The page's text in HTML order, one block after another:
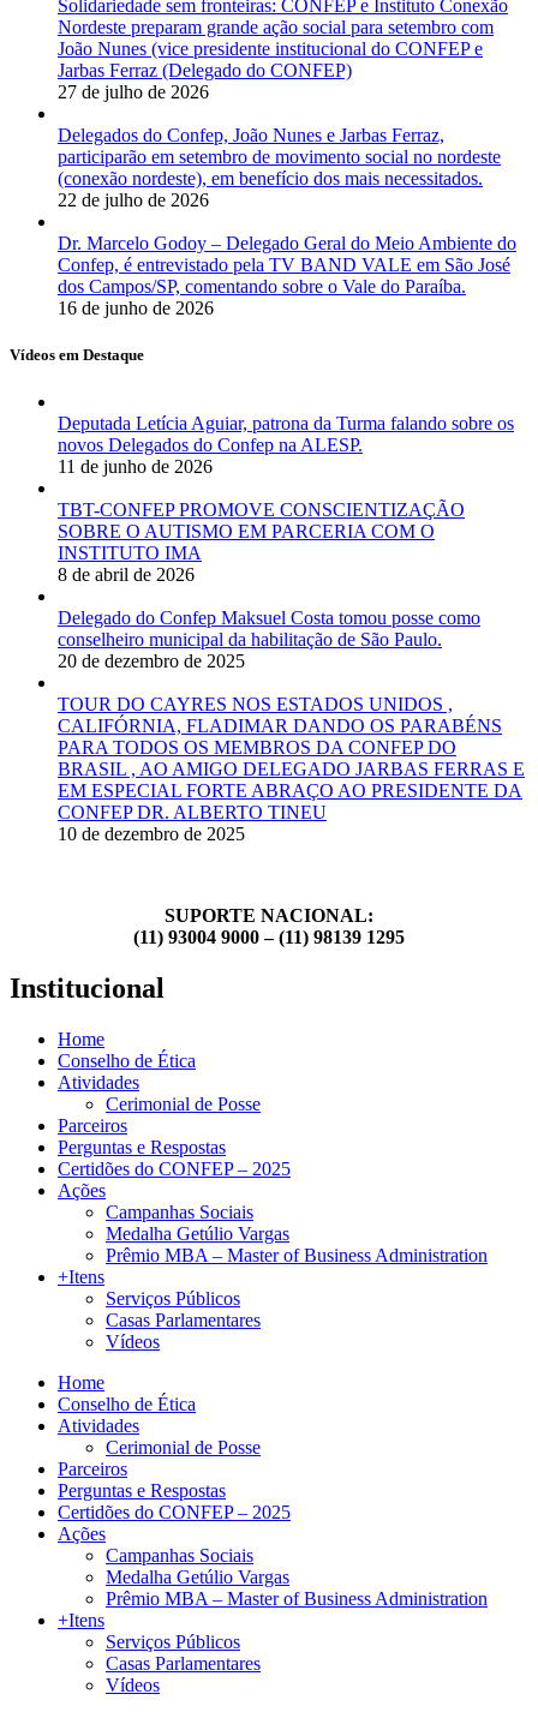
Solidariedade sem fronteiras: CONFEP e Instituto Conexão
Nordeste preparam grande ação social para setembro com
João Nunes (vice presidente institucional do CONFEP e
Jarbas Ferraz (Delegado do CONFEP)
27 de julho de 2026
Delegados do Confep, João Nunes e Jarbas Ferraz,
participarão em setembro de movimento social no nordeste
(conexão nordeste), em benefício dos mais necessitados.
22 de julho de 2026
Dr. Marcelo Godoy – Delegado Geral do Meio Ambiente do
Confep, é entrevistado pela TV BAND VALE em São José
dos Campos/SP, comentando sobre o Vale do Paraíba.
16 de junho de 2026
Vídeos em Destaque
Deputada Letícia Aguiar, patrona da Turma falando sobre os
novos Delegados do Confep na ALESP.
11 de junho de 2026
TBT-CONFEP PROMOVE CONSCIENTIZAÇÃO
SOBRE O AUTISMO EM PARCERIA COM O
INSTITUTO IMA
8 de abril de 2026
Delegado do Confep Maksuel Costa tomou posse como
conselheiro municipal da habilitação de São Paulo.
20 de dezembro de 2025
TOUR DO CAYRES NOS ESTADOS UNIDOS ,
CALIFÓRNIA, FLADIMAR DANDO OS PARABÉNS
PARA TODOS OS MEMBROS DA CONFEP DO
BRASIL , AO AMIGO DELEGADO JARBAS FERRAS E
EM ESPECIAL FORTE ABRAÇO AO PRESIDENTE DA
CONFEP DR. ALBERTO TINEU
10 de dezembro de 2025
SUPORTE NACIONAL:
(11) 93004 9000 – (11) 98139 1295
Institucional
Home
Conselho de Ética
Atividades
Cerimonial de Posse
Parceiros
Perguntas e Respostas
Certidões do CONFEP – 2025
Ações
Campanhas Sociais
Medalha Getúlio Vargas
Prêmio MBA – Master of Business Administration
+Itens
Serviços Públicos
Casas Parlamentares
Vídeos
Home
Conselho de Ética
Atividades
Cerimonial de Posse
Parceiros
Perguntas e Respostas
Certidões do CONFEP – 2025
Ações
Campanhas Sociais
Medalha Getúlio Vargas
Prêmio MBA – Master of Business Administration
+Itens
Serviços Públicos
Casas Parlamentares
Vídeos